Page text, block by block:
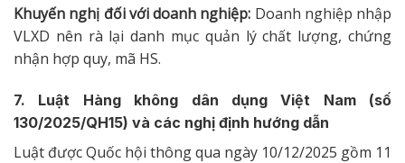
Khuyến nghị đối với doanh nghiệp: Doanh nghiệp nhập
VLXD nên rà lại danh mục quản lý chất lượng, chứng
nhận hợp quy, mã HS.
7. Luật Hàng không dân dụng Việt Nam (số
130/2025/QH15) và các nghị định hướng dẫn
Luật được Quốc hội thông qua ngày 10/12/2025 gồm 11